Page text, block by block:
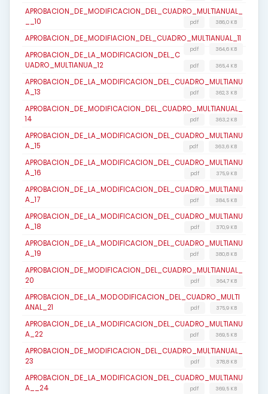
APROBACION_DE_MODIFICACION_DEL_CUADRO_MULTIANUAL_
__10
386,0 KB
pdf
APROBACION_DE_MODIFIACION_DEL_CUADRO_MULTIANUAL_11
364,6 KB
pdf
APROBACION_DE_LA_MODIFICACION_DEL_C
UADRO_MULTIANUA_12
365,4 KB
pdf
APROBACION_DE_LA_MODIFICACION_DEL_CUADRO_MULTIANU
A_13
362,3 KB
pdf
APROBACION_DE_MODIFICACION_DEL_CUADRO_MULTIANUAL_
14
363,2 KB
pdf
APROBACION_DE_LA_MODIFICACION_DEL_CUADRO_MULTIANU
A_15
363,6 KB
pdf
APROBACION_DE_LA_MODIFICACION_DEL_CUADRO_MULTIANU
A_16
375,9 KB
pdf
APROBACION_DE_LA_MODIFICACION_DEL_CUADRO_MULTIANU
A_17
384,5 KB
pdf
APROBACION_DE_LA_MODIFICACION_DEL_CUADRO_MULTIANU
A_18
370,9 KB
pdf
APROBACION_DE_LA_MODIFICACION_DEL_CUADRO_MULTIANU
A_19
380,8 KB
pdf
APROBACION_DE_MODIFICACION_DEL_CUADRO_MULTIANUAL_
20
364,7 KB
pdf
APROBACION_DE_LA_MODODIFICACION_DEL_CUADRO_MULTI
ANAL_21
375,9 KB
pdf
APROBACION_DE_LA_MODIFICACION_DEL_CUADRO_MULTIANU
A_22
369,5 KB
pdf
APROBACION_DE_MODIFICACION_DEL_CUADRO_MULTIANUAL_
23
378,8 KB
pdf
APROBACION_DE_LA_MODIFICACION_DEL_CUADRO_MULTIANU
A__24
369,5 KB
pdf